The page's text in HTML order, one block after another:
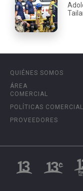
QUIÉNES SOMOS
ÁREA
COMERCIAL
POLÍTICAS
PROVEEDORES